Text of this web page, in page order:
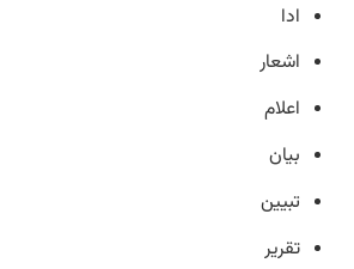
ادا
اشعار
اعلام
بیان
تبیین
تقریر